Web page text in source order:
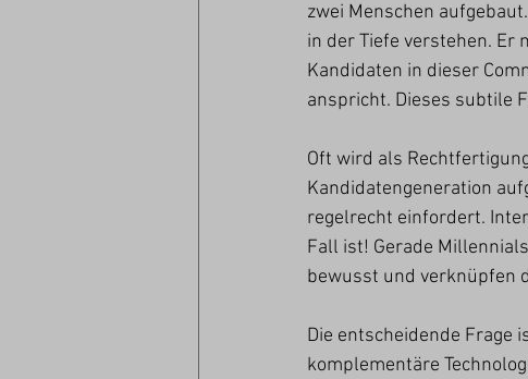
zwei Menschen
in der Tiefe verstehen. Er
Kandidaten in dieser
anspricht. Dieses subtile
Oft wird als
Kandidatengeneration
regelrecht einfordert.
Fall ist! Gerade
bewusst und verknüpfen
Die entscheidende Frage
komplementäre